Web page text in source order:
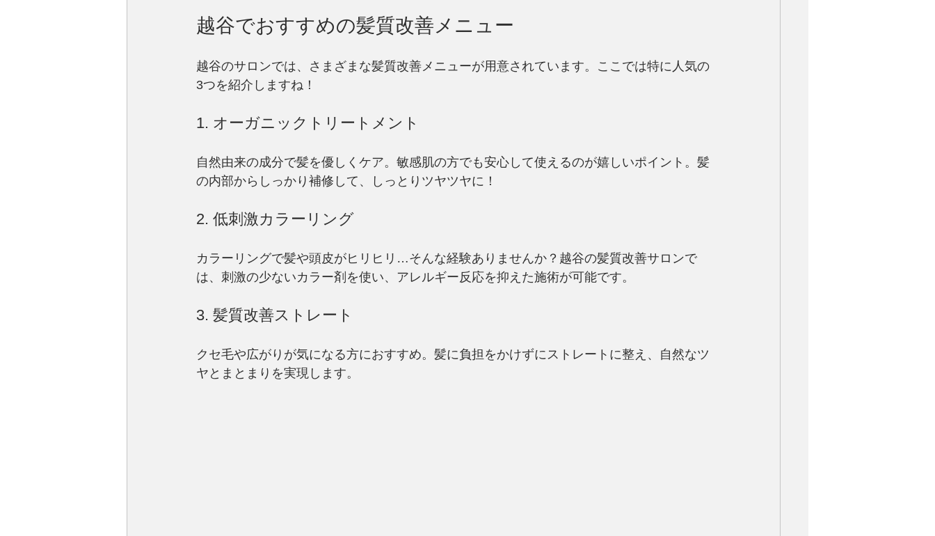
越谷でおすすめの髪質改善メニュー
越谷のサロンでは、さまざまな髪質改善メニューが用意されています。ここでは特に人気の
3つを紹介しますね！
1. オーガニックトリートメント
自然由来の成分で髪を優しくケア。敏感肌の方でも安心して使えるのが嬉しいポイント。髪
の内部からしっかり補修して、しっとりツヤツヤに！
2. 低刺激カラーリング
カラーリングで髪や頭皮がヒリヒリ…そんな経験ありませんか？越谷の髪質改善サロンで
は、刺激の少ないカラー剤を使い、アレルギー反応を抑えた施術が可能です。
3. 髪質改善ストレート
クセ毛や広がりが気になる方におすすめ。髪に負担をかけずにストレートに整え、自然なツ
ヤとまとまりを実現します。